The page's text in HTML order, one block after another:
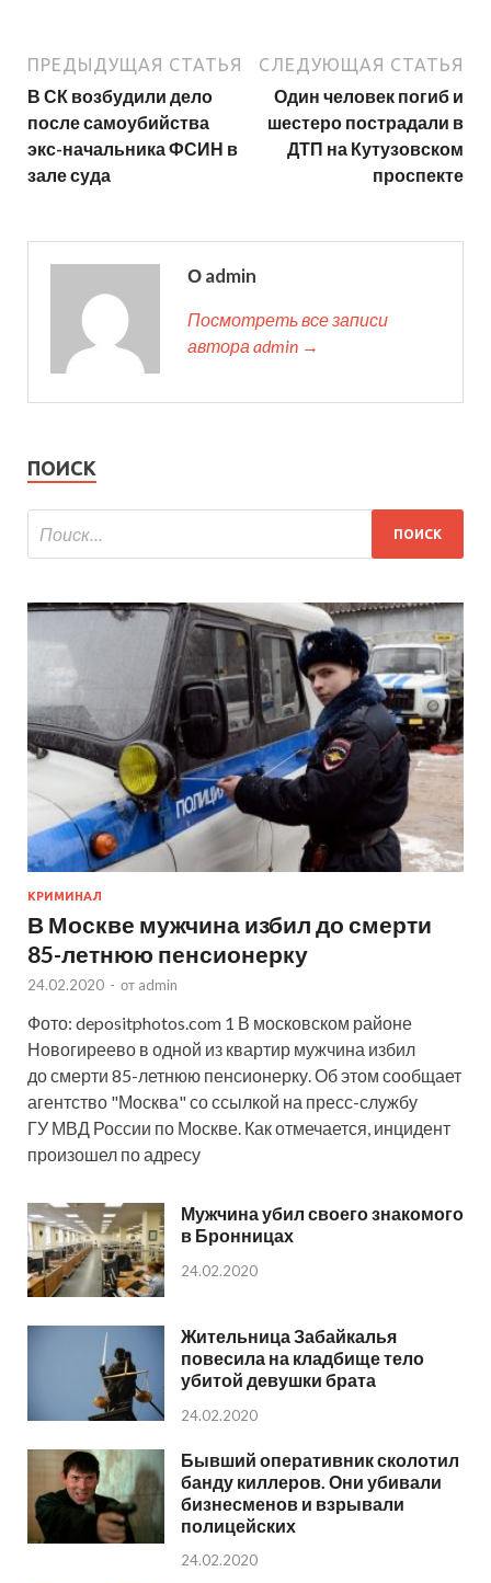
ПРЕДЫДУЩАЯ СТАТЬЯ
В СК возбудили дело
после самоубийства
экс-начальника ФСИН в
зале суда
СЛЕДУЮЩАЯ СТАТЬЯ
Один человек погиб и
шестеро пострадали в
ДТП на Кутузовском
проспекте
О admin
Посмотреть все записи
автора admin →
ПОИСК
КРИМИНАЛ
В Москве мужчина избил до смерти
85-летнюю пенсионерку
24.02.2020 - от admin
Фото: depositphotos.com 1 В московском районе
Новогиреево в одной из квартир мужчина избил
до смерти 85-летнюю пенсионерку. Об этом сообщает
агентство "Москва" со ссылкой на пресс-службу
ГУ МВД России по Москве. Как отмечается, инцидент
произошел по адресу
Мужчина убил своего знакомого
в Бронницах
24.02.2020
Жительница Забайкалья
повесила на кладбище тело
убитой девушки брата
24.02.2020
Бывший оперативник сколотил
банду киллеров. Они убивали
бизнесменов и взрывали
полицейских
24.02.2020